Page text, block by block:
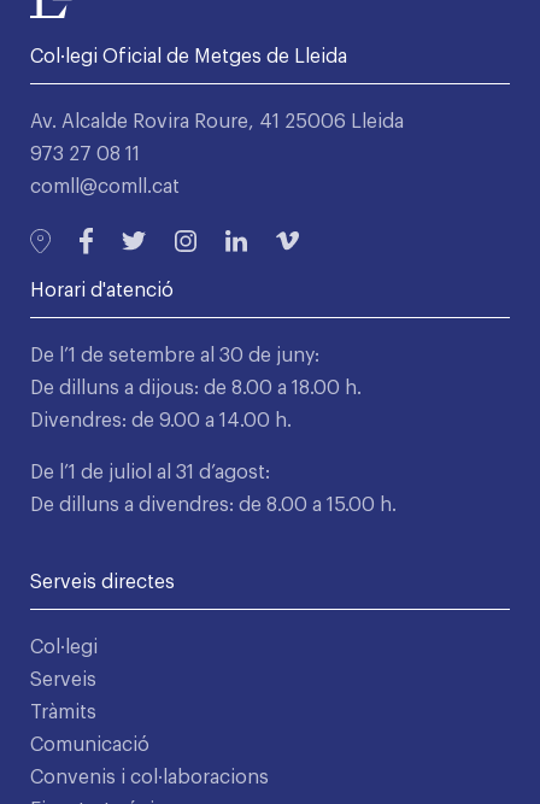
Col·legi Oficial de Metges de Lleida
Av. Alcalde Rovira Roure, 41 25006 Lleida
973 27 08 11
comll@comll.cat
Horari d'atenció
De l’1 de setembre al 30 de juny:
De dilluns a dijous: de 8.00 a 18.00 h.
Divendres: de 9.00 a 14.00 h.
De l’1 de juliol al 31 d’agost:
De dilluns a divendres: de 8.00 a 15.00 h.
Serveis directes
Col·legi
Serveis
Tràmits
Comunicació
Convenis i col·laboracions